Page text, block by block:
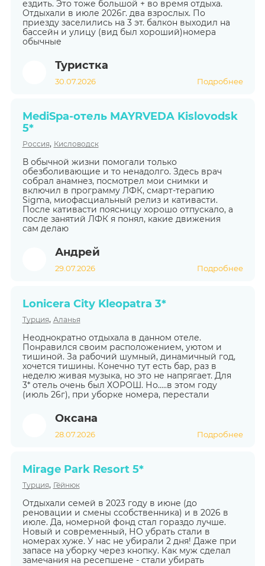
ездить. Это тоже большой + во время отдыха.
Отдыхали в июле 2026г. два взрослых. По
приезду заселились на 3 эт. балкон выходил на
бассейн и улицу (вид был хороший)номера
обычные
Туристка
30.07.2026 Подробнее
MediSpa-отель MAYRVEDA Kislovodsk
5*
Россия, Кисловодск
В обычной жизни помогали только
обезболивающие и то ненадолго. Здесь врач
собрал анамнез, посмотрел мои снимки и
включил в программу ЛФК, смарт-терапию
Sigma, миофасциальный релиз и кативасти.
После кативасти поясницу хорошо отпускало, а
после занятий ЛФК я понял, какие движения
сам делаю
Андрей
29.07.2026 Подробнее
Lonicera City Kleopatra 3*
Турция, Аланья
Неоднократно отдыхала в данном отеле.
Понравился своим расположением, уютом и
тишиной. За рабочий шумный, динамичный год,
хочется тишины. Конечно тут есть бар, раз в
неделю живая музыка, но это не напрягает. Для
3* отель очень был ХОРОШ. Но.....в этом году
(июль 26г), при уборке номера, перестали
Оксана
28.07.2026 Подробнее
Mirage Park Resort 5*
Турция, Гёйнюк
Отдыхали семей в 2023 году в июне (до
реновации и смены ссобственника) и в 2026 в
июле. Да, номерной фонд стал гораздо лучше.
Новый и современный, НО убрать стали в
номерах хуже. У нас не убирали 2 дня! Даже при
запасе на уборку через кнопку. Как муж сделал
замечания на ресепшене - стали убирать